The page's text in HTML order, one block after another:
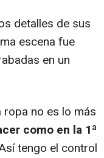
detalles de sus
escena fue
en un
no es lo más
como en la 1ª
tengo el control